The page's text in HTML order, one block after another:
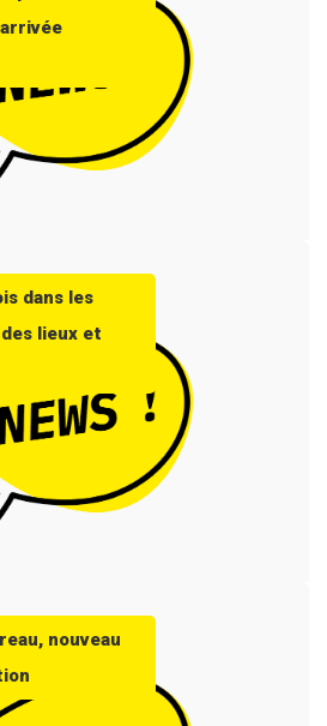
dans les
lieux et
nouveau